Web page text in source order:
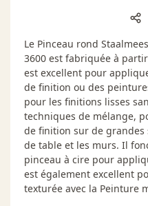
Le Pinceau rond
3600 est fabriquée à
est excellent pour
de finition ou des
pour les finitions lisses
techniques de mélange,
de finition sur de grandes
de table et les murs. Il
pinceau à cire pour
est également excellent
texturée avec la Peinture